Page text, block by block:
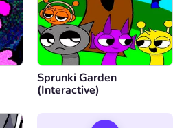
Sprunki Garden
(Interactive)